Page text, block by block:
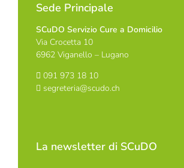
Sede Principale
SCuDO Servizio Cure a Domicilio
Via Crocetta 10
6962 Viganello – Lugano
091 973 18 10
segreteria@scudo.ch
La newsletter di SCuDO